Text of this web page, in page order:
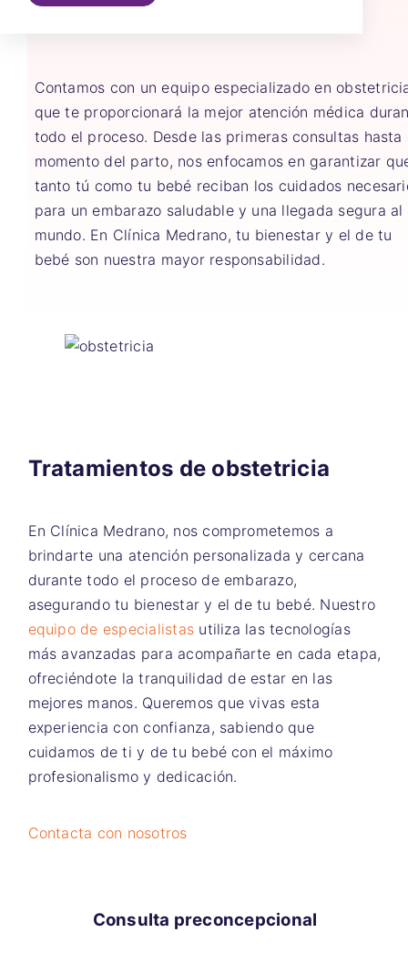
Contamos con un equipo especializado en
que te proporcionará la mejor atención médica
todo el proceso. Desde las primeras consultas hasta
momento del parto, nos enfocamos en garantizar
tanto tú como tu bebé reciban los cuidados
para un embarazo saludable y una llegada segura al
mundo. En Clínica Medrano, tu bienestar y el de tu
bebé son nuestra mayor responsabilidad.
Tratamientos de obstetricia
En Clínica Medrano, nos comprometemos a
brindarte una atención personalizada y cercana
durante todo el proceso de embarazo,
asegurando tu bienestar y el de tu bebé. Nuestro
equipo de especialistas utiliza las tecnologías
más avanzadas para acompañarte en cada etapa,
ofreciéndote la tranquilidad de estar en las
mejores manos. Queremos que vivas esta
experiencia con confianza, sabiendo que
cuidamos de ti y de tu bebé con el máximo
profesionalismo y dedicación.
Contacta con nosotros
Consulta preconcepcional